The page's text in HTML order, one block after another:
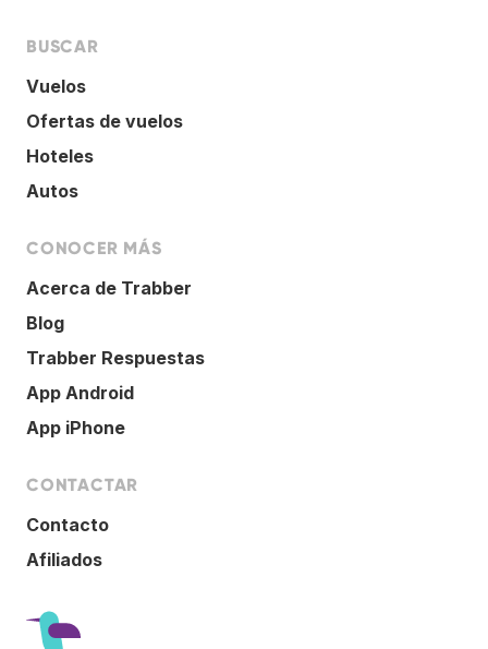
BUSCAR
Vuelos
Ofertas de vuelos
Hoteles
Autos
CONOCER MÁS
Acerca de Trabber
Blog
Trabber Respuestas
App Android
App iPhone
CONTACTAR
Contacto
Afiliados